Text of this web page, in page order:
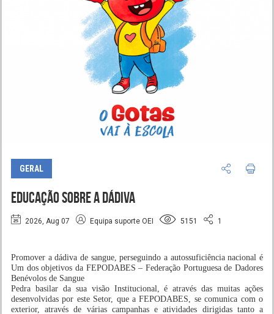
GERAL
Educação sobre a Dádiva
2026, Aug 07 Equipa suporte OEI 5151 1
Promover a dádiva de sangue, perseguindo a autossuficiência nacional é
Um dos objetivos da FEPODABES – Federação Portuguesa de Dadores
Benévolos de Sangue
Pedra basilar da sua visão Institucional, é através das muitas ações
desenvolvidas por este Setor, que a FEPODABES, se comunica com o
exterior, através de várias campanhas e atividades dirigidas tanto a